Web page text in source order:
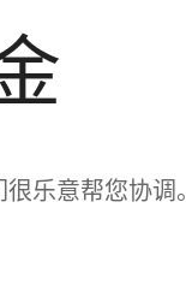
乐意帮您协调。